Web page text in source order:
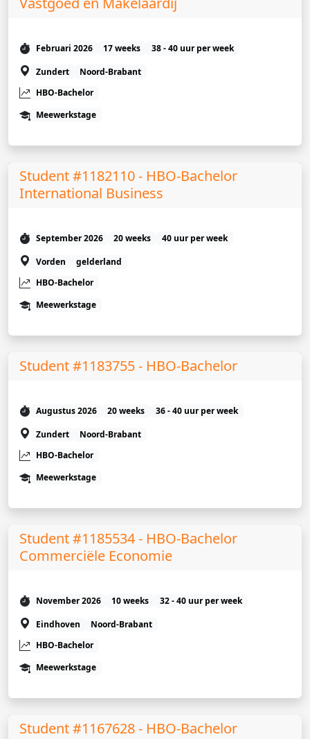
Februari 2026 17 weeks
38 - 40 uur per week
Zundert
Noord-Brabant
HBO-Bachelor
Meewerkstage
Student #1182110 - HBO-Bachelor
International Business
September 2026 20 weeks
40 uur per week
Vorden
gelderland
HBO-Bachelor
Meewerkstage
Student #1183755 - HBO-Bachelor
Augustus 2026 20 weeks
36 - 40 uur per week
Zundert
Noord-Brabant
HBO-Bachelor
Meewerkstage
Student #1185534 - HBO-Bachelor
Commerciële Economie
November 2026 10 weeks
32 - 40 uur per week
Eindhoven
Noord-Brabant
HBO-Bachelor
Meewerkstage
Student #1167628 - HBO-Bachelor